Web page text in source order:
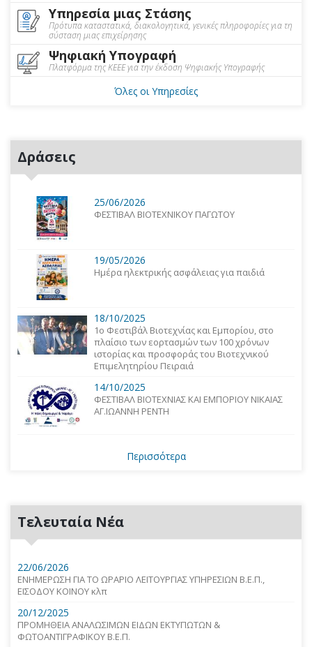
Υπηρεσία μιας Στάσης
Πρότυπα καταστατικά, διακολογητικά, γενικές πληροφορίες για τη
σύσταση μιας επιχείρησης
Ψηφιακή Υπογραφή
Πλατφόρμα της ΚΕΕΕ για την έκδοση Ψηφιακής Υπογραφής
Όλες οι Υπηρεσίες
Δράσεις
25/06/2026
ΦΕΣΤΙΒΑΛ ΒΙΟΤΕΧΝΙΚΟΥ ΠΑΓΩΤΟΥ
19/05/2026
Ημέρα ηλεκτρικής ασφάλειας για παιδιά
18/10/2025
1o Φεστιβάλ Βιοτεχνίας και Εμπορίου, στο
πλαίσιο των εορτασμών των 100 χρόνων
ιστορίας και προσφοράς του Βιοτεχνικού
Επιμελητηρίου Πειραιά
14/10/2025
ΦΕΣΤΙΒΑΛ ΒΙΟΤΕΧΝΙΑΣ ΚΑΙ ΕΜΠΟΡΙΟΥ ΝΙΚΑΙΑΣ
ΑΓ.ΙΩΑΝΝΗ ΡΕΝΤΗ
Περισσότερα
Τελευταία Νέα
22/06/2026
ΕΝΗΜΕΡΩΣΗ ΓΙΑ ΤΟ ΩΡΑΡΙΟ ΛΕΙΤΟΥΡΓΙΑΣ ΥΠΗΡΕΣΙΩΝ Β.Ε.Π.,
ΕΙΣΟΔΟΥ ΚΟΙΝΟΥ κλπ
20/12/2025
ΠΡΟΜΗΘΕΙΑ ΑΝΑΛΩΣΙΜΩΝ ΕΙΔΩΝ ΕΚΤΥΠΩΤΩΝ &
ΦΩΤΟΑΝΤΙΓΡΑΦΙΚΟΥ Β.Ε.Π.